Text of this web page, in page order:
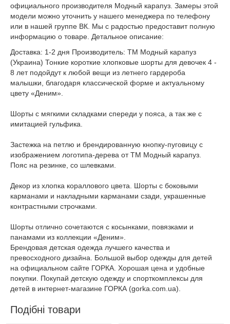
официального производителя Модный карапуз. Замеры этой
модели можно уточнить у нашего менеджера по телефону
или в нашей группе ВК. Мы с радостью предоставит полную
информацию о товаре. Детальное описание:
Доставка: 1-2 дня Производитель: ТМ Модный карапуз
(Украина) Тонкие короткие хлопковые шорты для девочек 4 -
8 лет подойдут к любой вещи из летнего гардероба
малышки, благодаря классической форме и актуальному
цвету «Деним».
Шорты с мягкими складками спереди у пояса, а так же с
имитацией гульфика.
Застежка на петлю и брендированную кнопку-пуговицу с
изображением логотипа-дерева от ТМ Модный карапуз.
Пояс на резинке, со шлевками.
Декор из хлопка кораллового цвета. Шорты с боковыми
карманами и накладными карманами сзади, украшенные
контрастными строчками.
Шорты отлично сочетаются с косынками, повязками и
панамами из коллекции «Деним».
Брендовая детская одежда лучшего качества и
превосходного дизайна. Большой выбор одежды для детей
на официальном сайте ГОРКА. Хорошая цена и удобные
покупки. Покупай детскую одежду и спорткомплексы для
детей в интернет-магазине ГОРКА (gorka.com.ua).
Подібні товари